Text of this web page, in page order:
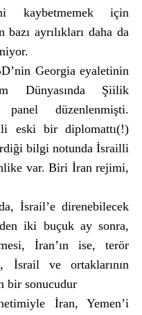
kaybetmemek için
ayrılıkları daha da
Georgia eyaletinin
Dünyasında Şiilik
düzenlenmişti.
eski bir diplomattı(!)
bilgi notunda İsrailli
var. Biri İran rejimi,
İsrail’e direnebilecek
iki buçuk ay sonra,
İran’ın ise, terör
İsrail ve ortaklarının
bir sonucudur
İran, Yemen’i